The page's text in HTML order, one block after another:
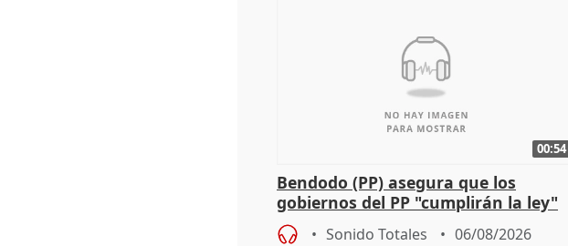
00:54
Bendodo (PP) asegura que los
gobiernos del PP "cumplirán la ley"
sobre los menores migrantes
Sonido Totales 06/08/2026